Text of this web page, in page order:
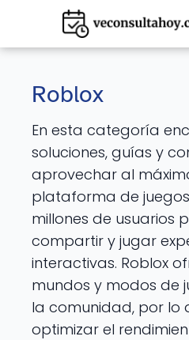
Roblox
En esta categoría
soluciones, guías y
aprovechar al
plataforma de
millones de usuarios
compartir y jugar
interactivas. Roblox
mundos y modos de
la comunidad, por lo
optimizar el